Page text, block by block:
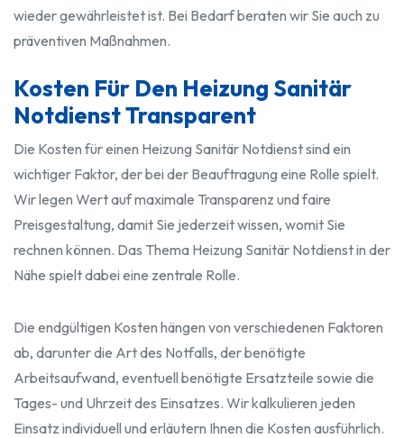
wieder gewährleistet ist. Bei Bedarf beraten wir Sie auch zu
präventiven Maßnahmen.
Kosten Für Den Heizung Sanitär
Notdienst Transparent
Die Kosten für einen Heizung Sanitär Notdienst sind ein
wichtiger Faktor, der bei der Beauftragung eine Rolle spielt.
Wir legen Wert auf maximale Transparenz und faire
Preisgestaltung, damit Sie jederzeit wissen, womit Sie
rechnen können. Das Thema Heizung Sanitär Notdienst in der
Nähe spielt dabei eine zentrale Rolle.
Die endgültigen Kosten hängen von verschiedenen Faktoren
ab, darunter die Art des Notfalls, der benötigte
Arbeitsaufwand, eventuell benötigte Ersatzteile sowie die
Tages- und Uhrzeit des Einsatzes. Wir kalkulieren jeden
Einsatz individuell und erläutern Ihnen die Kosten ausführlich.